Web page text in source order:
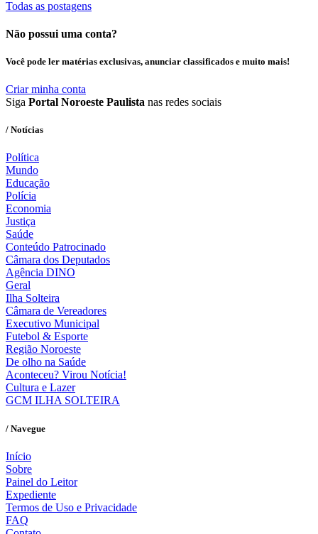
Todas as postagens
Não possui uma conta?
Você pode ler matérias exclusivas, anunciar classificados e muito mais!
Criar minha conta
Siga Portal Noroeste Paulista nas redes sociais
/ Notícias
Política
Mundo
Educação
Polícia
Economia
Justiça
Saúde
Conteúdo Patrocinado
Câmara dos Deputados
Agência DINO
Geral
Ilha Solteira
Câmara de Vereadores
Executivo Municipal
Futebol & Esporte
Região Noroeste
De olho na Saúde
Aconteceu? Virou Notícia!
Cultura e Lazer
GCM ILHA SOLTEIRA
/ Navegue
Início
Sobre
Painel do Leitor
Expediente
Termos de Uso e Privacidade
FAQ